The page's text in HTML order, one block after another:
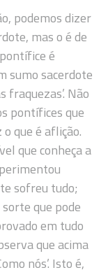
podemos dizer
mas o é de
é
sumo sacerdote
fraquezas’. Não
pontífices que
que é aflição.
que conheça a
sofreu tudo;
que pode
em tudo
que acima
nós’. Isto é,